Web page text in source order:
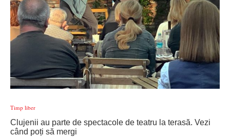
Timp liber
Clujenii au parte de spectacole de teatru la terasă. Vezi
când poți să mergi